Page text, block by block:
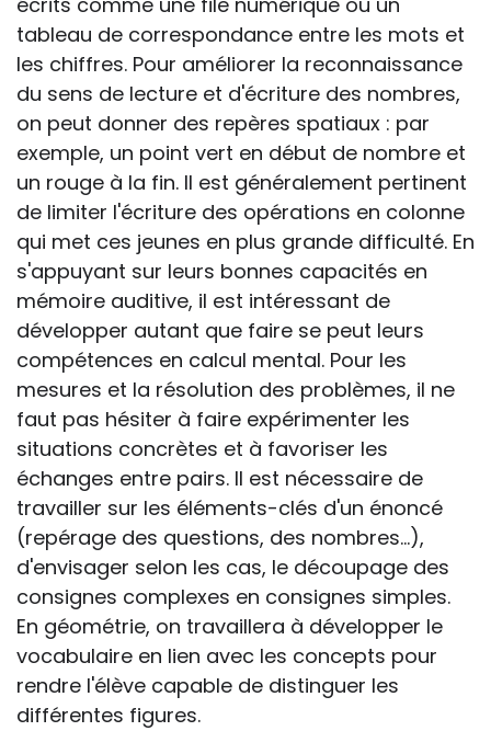
tableau de correspondance entre les mots et
les chiffres. Pour améliorer la reconnaissance
du sens de lecture et d'écriture des nombres,
on peut donner des repères spatiaux : par
exemple, un point vert en début de nombre et
un rouge à la fin. Il est généralement pertinent
de limiter l'écriture des opérations en colonne
qui met ces jeunes en plus grande difficulté. En
s'appuyant sur leurs bonnes capacités en
mémoire auditive, il est intéressant de
développer autant que faire se peut leurs
compétences en calcul mental. Pour les
mesures et la résolution des problèmes, il ne
faut pas hésiter à faire expérimenter les
situations concrètes et à favoriser les
échanges entre pairs. Il est nécessaire de
travailler sur les éléments-clés d'un énoncé
(repérage des questions, des nombres...),
d'envisager selon les cas, le découpage des
consignes complexes en consignes simples.
En géométrie, on travaillera à développer le
vocabulaire en lien avec les concepts pour
rendre l'élève capable de distinguer les
différentes figures.